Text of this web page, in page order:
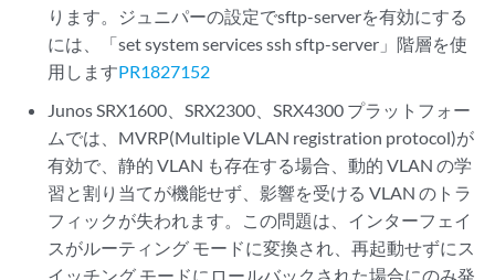
ります。ジュニパーの設定でsftp-serverを有効にする
には、「set system services ssh sftp-server」階層を使
用しますPR1827152
Junos SRX1600、SRX2300、SRX4300 プラットフォー
ムでは、MVRP(Multiple VLAN registration protocol)が
有効で、静的 VLAN も存在する場合、動的 VLAN の学
習と割り当てが機能せず、影響を受ける VLAN のトラ
フィックが失われます。この問題は、インターフェイ
スがルーティング モードに変換され、再起動せずにス
イッチング モードにロールバックされた場合にのみ発